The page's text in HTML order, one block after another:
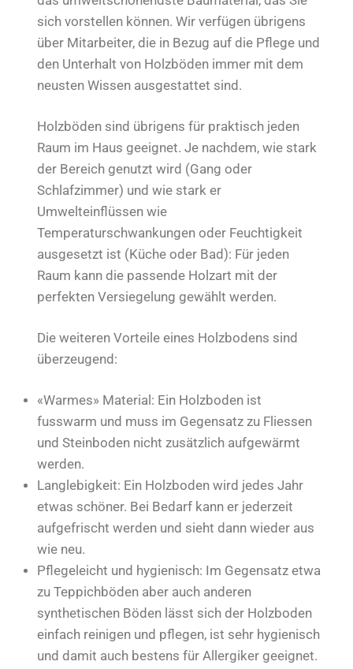
sich vorstellen können. Wir verfügen übrigens
über Mitarbeiter, die in Bezug auf die Pflege und
den Unterhalt von Holzböden immer mit dem
neusten Wissen ausgestattet sind.
Holzböden sind übrigens für praktisch jeden
Raum im Haus geeignet. Je nachdem, wie stark
der Bereich genutzt wird (Gang oder
Schlafzimmer) und wie stark er
Umwelteinflüssen wie
Temperaturschwankungen oder Feuchtigkeit
ausgesetzt ist (Küche oder Bad): Für jeden
Raum kann die passende Holzart mit der
perfekten Versiegelung gewählt werden.
Die weiteren Vorteile eines Holzbodens sind
überzeugend:
«Warmes» Material: Ein Holzboden ist
fusswarm und muss im Gegensatz zu Fliessen
und Steinboden nicht zusätzlich aufgewärmt
werden.
Langlebigkeit: Ein Holzboden wird jedes Jahr
etwas schöner. Bei Bedarf kann er jederzeit
aufgefrischt werden und sieht dann wieder aus
wie neu.
Pflegeleicht und hygienisch: Im Gegensatz etwa
zu Teppichböden aber auch anderen
synthetischen Böden lässt sich der Holzboden
einfach reinigen und pflegen, ist sehr hygienisch
und damit auch bestens für Allergiker geeignet.